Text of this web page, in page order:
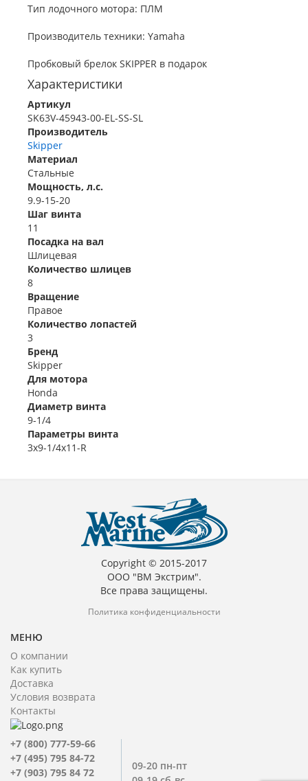
Тип лодочного мотора: ПЛМ
Производитель техники: Yamaha
Пробковый брелок SKIPPER в подарок
Характеристики
Артикул
SK63V-45943-00-EL-SS-SL
Производитель
Skipper
Материал
Стальные
Мощность, л.с.
9.9-15-20
Шаг винта
11
Посадка на вал
Шлицевая
Количество шлицев
8
Вращение
Правое
Количество лопастей
3
Бренд
Skipper
Для мотора
Honda
Диаметр винта
9-1/4
Параметры винта
3x9-1/4x11-R
Copyright © 2015-2017
ООО "ВМ Экстрим".
Все права защищены.
Политика конфиденциальности
МЕНЮ
О компании
Как купить
Доставка
Условия возврата
Контакты
+7 (800) 777-59-66
+7 (495) 795 84-72
+7 (903) 795 84 72
09-20 пн-пт